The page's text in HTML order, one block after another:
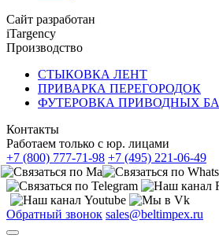
Сайт разработан
iTargency
Производство
СТЫКОВКА ЛЕНТ
ПРИВАРКА ПЕРЕГОРОДОК
ФУТЕРОВКА ПРИВОДНЫХ
Контакты
Работаем только с юр. лицами
+7 (800) 777-71-98 +7 (495) 221-06-49
Обратный звонок sales@beltimpex.ru